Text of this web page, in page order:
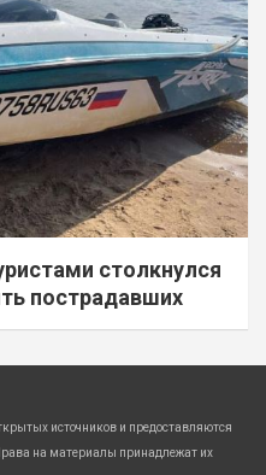
столкнулся
пострадавших
источников и предоставляются
на материалы принадлежат их